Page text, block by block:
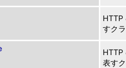
HTTP
すク
HTTP
表す